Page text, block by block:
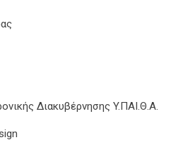
Διακυβέρνησης Y.ΠΑΙ.Θ.Α.